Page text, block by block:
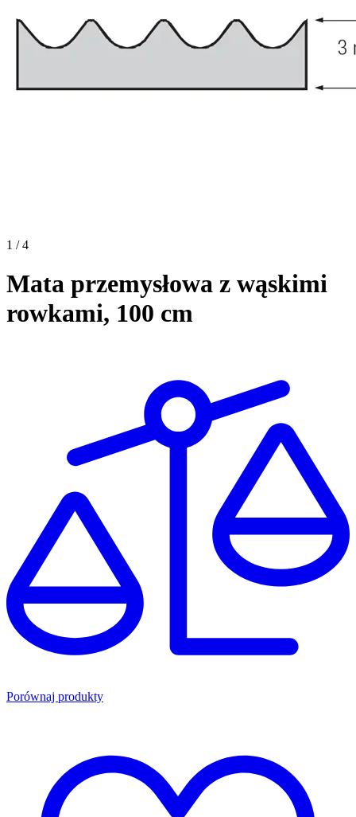
1 / 4
Mata przemysłowa z wąskimi
rowkami, 100 cm
Porównaj produkty